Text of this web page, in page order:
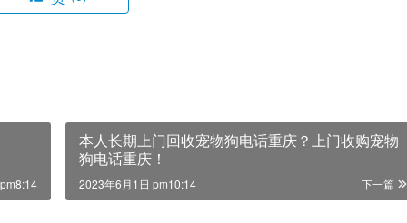
本人长期上门回收宠物狗电话重庆？上门收购宠物
狗电话重庆！
下一篇
2023年6月1日 pm10:14